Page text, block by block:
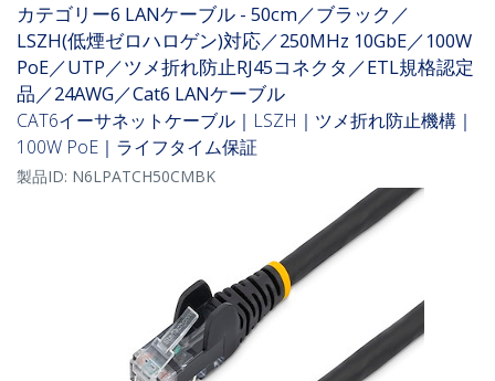
カテゴリー6 LANケーブル - 50cm／ブラック／
LSZH(低煙ゼロハロゲン)対応／250MHz 10GbE／100W
PoE／UTP／ツメ折れ防止RJ45コネクタ／ETL規格認定
品／24AWG／Cat6 LANケーブル
CAT6イーサネットケーブル｜LSZH｜ツメ折れ防止機構｜
100W PoE｜ライフタイム保証
製品ID: N6LPATCH50CMBK